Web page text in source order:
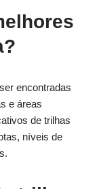
encontradas
e áreas
de trilhas
níveis de